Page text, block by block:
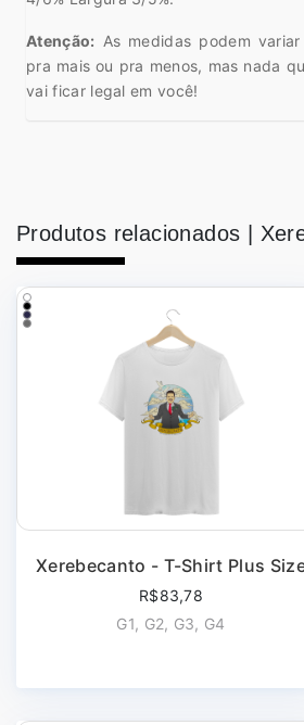
Atenção: As medidas podem
pra mais ou pra menos, mas nada
vai ficar legal em você!
Produtos relacionados |
Xerebecanto - T-Shirt Plus
R$83,78
G1, G2, G3, G4